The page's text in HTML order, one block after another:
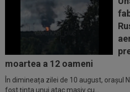
moartea a 12 oameni
În dimineața zilei de 10 august, orașul
fost ținta unui atac masiv cu...
12:02
Real Madrid s-a reorientat
Rodri. 90 de milioane de euro!
O echipă din SuperLiga,
alt stadion: "Finalul lunii...
11:50
La 11 ani de când a înjurat-
Eva Carneiro, Jose Mourinho...